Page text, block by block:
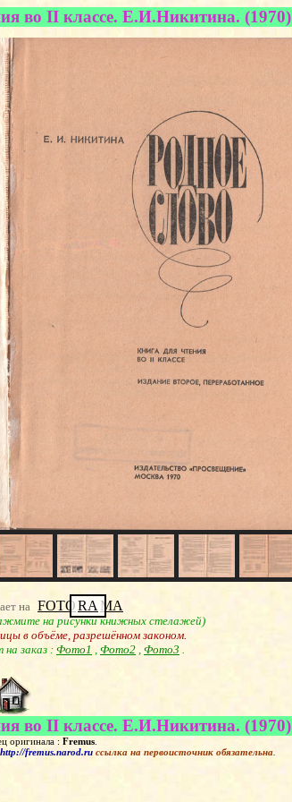
II классе. Е.И.Никитина. (1970)
на FOTORA MA
на рисунки книжных стелажей)
в объёме, разрешённом законом.
заказ :Фото1 , Фото2 , Фото3 .
II классе. Е.И.Никитина. (1970)
оригинала : Fremus
http://fremus.narod.ru ссылка на первоисточник обязательна